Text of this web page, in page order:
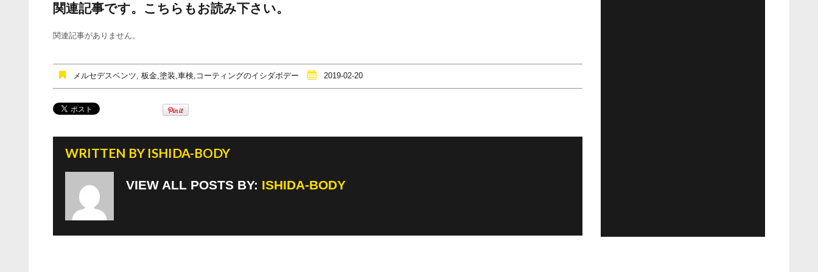
c
e
o
o
k
tt
er
e
関連記事です。こちらもお読み下さい。
関連記事がありません。
メルセデスベンツ 板金,塗装,車検,コーティングのイシダボデー 2019-02-20
WRITTEN BY ISHIDA-BODY
VIEW ALL POSTS BY: ISHIDA-BODY